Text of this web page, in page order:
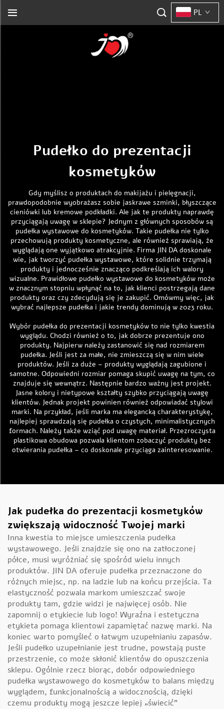
PL
Pudełko do prezentacji
kosmetyków
Gdy myślisz o produktach do makijażu i pielęgnacji,
prawdopodobnie wyobrażasz sobie jaskrawe szminki, błyszczące
cieniówki lub kremowe podkładki. Ale jak te produkty naprawdę
przyciągają uwagę w sklepie? Jednym z głównych sposobów są
pudełka wystawowe do kosmetyków. Takie pudełka nie tylko
przechowują produkty kosmetyczne, ale również sprawiają, że
wyglądają one wyjątkowo atrakcyjnie. Firma JIN DA doskonale
wie, jak tworzyć pudełka wystawowe, które solidnie trzymają
produkty i jednocześnie znacząco podkreślają ich walory
wizualne. Prawidłowe pudełko wystawowe do kosmetyków może
w znacznym stopniu wpłynąć na to, jak klienci postrzegają dane
produkty oraz czy zdecydują się je zakupić. Omówmy więc, jak
wybrać najlepsze pudełka i jakie trendy dominują w 2023 roku.
Wybór pudełka do prezentacji kosmetyków to nie tylko kwestia
wyglądu. Chodzi również o to, jak dobrze prezentuje ono
produkty. Najpierw należy zastanowić się nad rozmiarem
pudełka. Jeśli jest za małe, nie zmieszczą się w nim wiele
produktów. Jeśli za duże – produkty wyglądają zagubione i
samotne. Odpowiedni rozmiar pomaga skupić uwagę na tym, co
znajduje się wewnątrz. Następnie bardzo ważny jest projekt.
Jasne kolory i nietypowe kształty szybko przyciągają uwagę
klientów. Jednak projekt powinien również odpowiadać stylowi
marki. Na przykład, jeśli marka ma elegancką charakterystykę,
najlepiej sprawdzają się pudełka o czystych, minimalistycznych
formach. Należy także wziąć pod uwagę materiał. Przezroczysta
plastikowa obudowa pozwala klientom zobaczyć produkty bez
otwierania pudełka – co doskonale przyciąga zainteresowanie.
Jak pudełka do prezentacji kosmetyków
zwiększają widoczność Twojej marki
Inna kwestia to miejsce umieszczenia pudełka
wystawowego. Jeśli znajdzie się ono na zatłoczonej
półce, musi wyróżniać się spośród wielu innych
produktów. JIN DA oferuje pudełka przeznaczone do
różnych miejsc, np. na ladzie lub na końcu przejścia. Ta
elastyczność pozwala markom umieszczać swoje
produkty tam, gdzie widzi je najwięcej osób. Nie
zapomnij o etykiecie lub logo! Wyraźna i estetyczna
etykieta pomaga klientowi zapamiętać nazwę marki. Na
koniec warto pomyśleć o łatwym uzupełnianiu zapasów.
Jeśli pudełko uzupełnianie jest trudne, powstają puste
przestrzenie, co może skłonić klientów do opuszczenia
sklepu. Ogólnie rzecz biorąc, dobór odpowiedniego
pudełka wystawowego do kosmetyków to balans między
wyglądem, funkcjonalnością a widocznością, dzięki
czemu produkty mogą jeszcze lepiej „świecić”